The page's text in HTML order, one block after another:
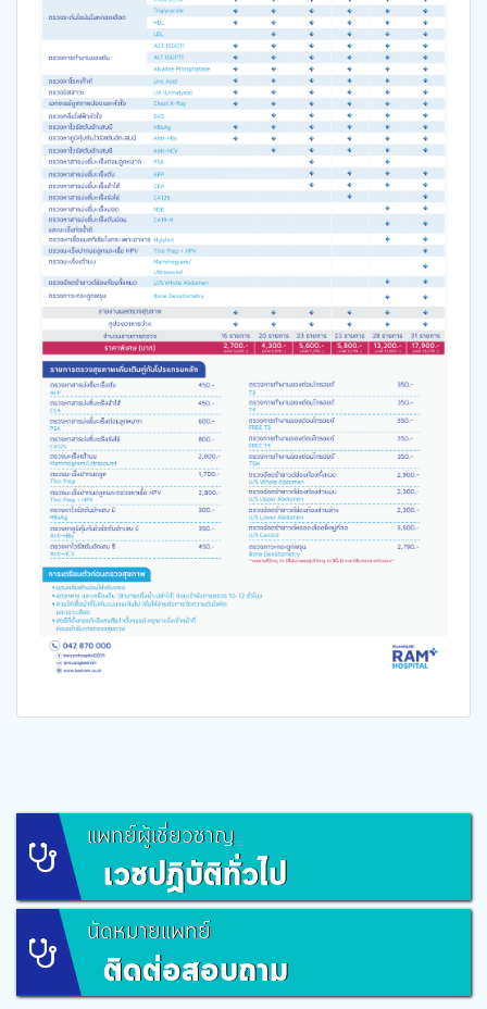
แพทย์ผู้เชี่ยวชาญ
เวชปฏิบัติทั่วไป
นัดหมายแพทย์
ติดต่อสอบถาม